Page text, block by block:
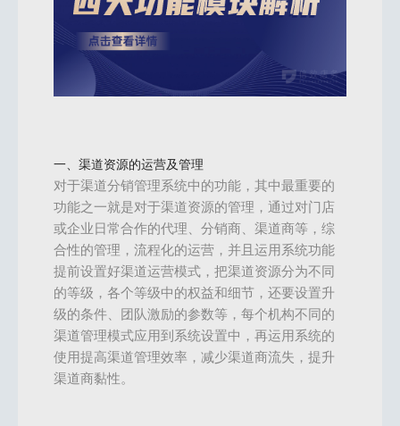
一、渠道资源的运营及管理
对于渠道分销管理系统中的功能，其中最重要的
功能之一就是对于渠道资源的管理，通过对门店
或企业日常合作的代理、分销商、渠道商等，综
合性的管理，流程化的运营，并且运用系统功能
提前设置好渠道运营模式，把渠道资源分为不同
的等级，各个等级中的权益和细节，还要设置升
级的条件、团队激励的参数等，每个机构不同的
渠道管理模式应用到系统设置中，再运用系统的
使用提高渠道管理效率，减少渠道商流失，提升
渠道商黏性。